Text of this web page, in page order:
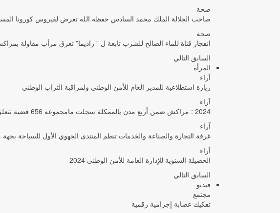
صحة
صاحب الجلالة الملك محمد السادس حفظه الله تعرض لفيروس كورونا المستجد
صحة
انفجار قناة للماء الصالح للشرب تابعة ل ” راديما” تغرق مرأب مقاولة
السابق التالي
المرأة
آراء
زيارة استطلاعية للمدير العام للأمن الوطني ولمراقبة التراب الوطني
آراء
2024 : مراكش ضمن أربع مدن بالممكلة سجلت مامجموعه 656 قضية تتعلق بغسيل الأموال
آراء
غرفة التجارة والصناعة والخدمات تنظم المنتدى الجهوي الأول للسياحة
آراء
الحصيلة السنوية للإدارة العامة للأمن الوطني 2024
السابق التالي
فيديو
مجتمع
تفكيك عصابة إجرامية رقمية